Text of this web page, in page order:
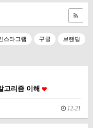
스타그램 구글 브랜딩
고리즘 이해
12-21